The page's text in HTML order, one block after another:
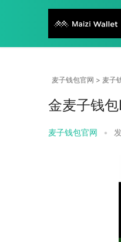
麦子钱包官网 > 麦子
金麦子钱
麦子钱包官网 •